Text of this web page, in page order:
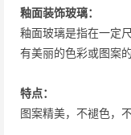
釉面装饰玻璃：
釉面玻璃是指在一定
有美丽的色彩或图案
特点：
图案精美，不褪色，